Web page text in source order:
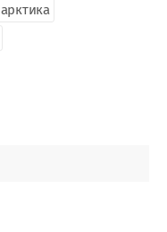
арктика